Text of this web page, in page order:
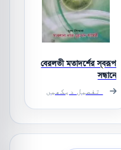
বেরলভী মতাদর্শের স্বরূপ
সন্ধানে
تفصیل دیکھیں